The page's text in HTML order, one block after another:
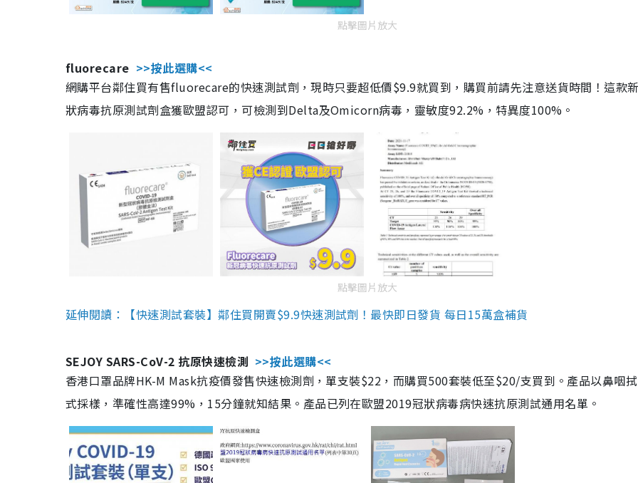
點擊圖片放大
fluorecare >>按此選購<<
網購平台鄰住買有售fluorecare的快速測試劑，現時只要超低價$9.9就買到，購買前請先注意送貨時間！這款
狀病毒抗原測試劑盒獲歐盟認可，可檢測到Delta及Omicorn病毒，靈敏度92.2%，特異度100%。
點擊圖片放大
延伸閱讀：【快速測試套裝】鄰住買開賣$9.9快速測試劑！最快即日發貨 每日15萬盒補貨
SEJOY SARS-CoV-2 抗原快速檢測 >>按此選購<<
香港口罩品牌HK-M Mask抗疫價發售快速檢測劑，單支裝$22，而購買500套裝低至$20/支買到。產品以鼻咽
式採樣，準確性高達99%，15分鐘就知結果。產品已列在歐盟2019冠狀病毒病快速抗原測試通用名單。